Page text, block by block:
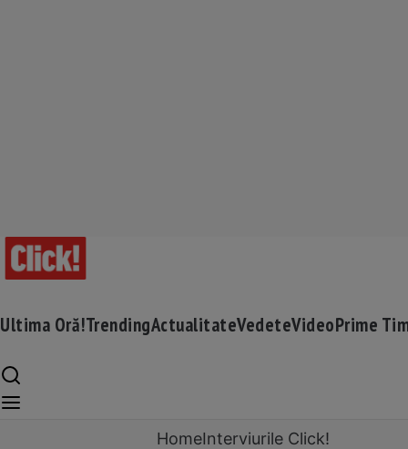
Ultima Oră!TrendingActualitateVedeteVideoPrime
HomeInterviurile Click!